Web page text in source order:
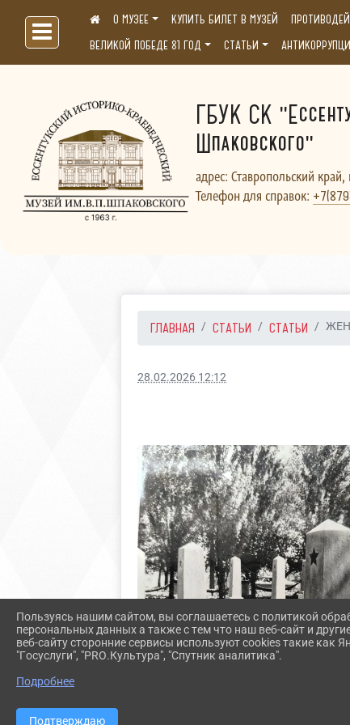
Больше, чем музей...О МУЗЕЕ КУПИТЬ БИЛЕТ В МУЗЕЙ
ВЕЛИКОЙ ПОБЕДЕ 81 ГОД
СТАТЬИ
ГБУК СК
Шпаковского"
адрес: Ставропольский
Телефон для справок:
ГЛАВНАЯ СТАТЬИ СТАТЬИ
28.02.2026 12:12
Пользуясь нашим сайтом, вы соглашаетесь с политикой
персональных данных а также с тем что наш веб-сайт и
веб-сайту сторонние сервисы используют cookies такие как
"Госуслуги", "PRO.Культура", "Спутник аналитика".
Подробнее
Подтверждаю